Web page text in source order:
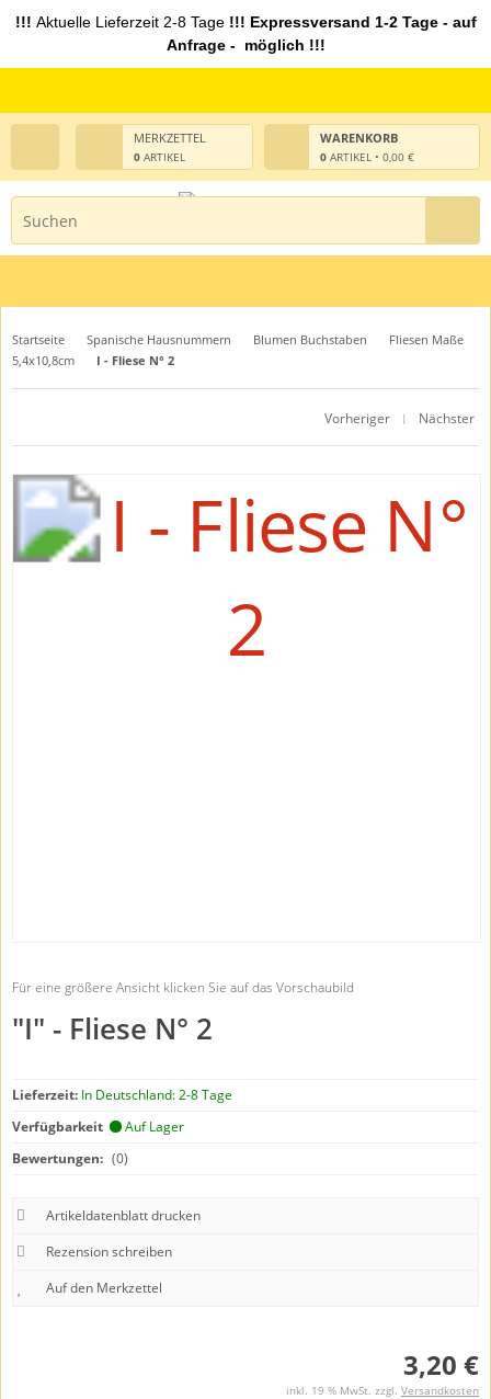
!!! Aktuelle Lieferzeit 2-8 Tage !!! Expressversand 1-2 Tage - auf
Anfrage - möglich !!!
WARENKORB
0 ARTIKEL • 0,00 €
MERKZETTEL
0 ARTIKEL
Startseite Spanische Hausnummern Blumen Buchstaben
Fliesen Maße
5,4x10,8cm
I - Fliese N° 2
Vorheriger | Nächster
Für eine größere Ansicht klicken Sie auf das Vorschaubild
"I" - Fliese N° 2
Lieferzeit: In Deutschland: 2-8 Tage
Verfügbarkeit
Auf Lager
Bewertungen: (0)
Artikeldatenblatt drucken
Rezension schreiben
3,20 €
inkl. 19 % MwSt. zzgl. Versandkosten